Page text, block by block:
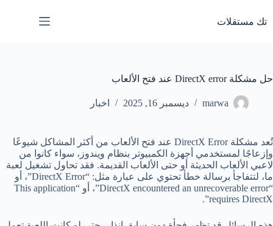
إلى
المحتوى
تك مستقلات
حل مشكلة DirectX error عند فتح الألعاب
marwa ديسمبر 16, 2025 اخبار
تُعد مشكلة DirectX Error عند فتح الألعاب من أكثر المشاكل شيوعًا
وإزعاجًا لمستخدمي أجهزة الكمبيوتر بنظام ويندوز، سواء كانوا من
لاعبي الألعاب الحديثة أو حتى الألعاب القديمة. فقد تحاول تشغيل لعبة
ما، لتتفاجأ برسالة خطأ تحتوي على عبارة مثل: “DirectX Error”، أو
“DirectX encountered an unrecoverable error”، أو “This application
requires DirectX”.